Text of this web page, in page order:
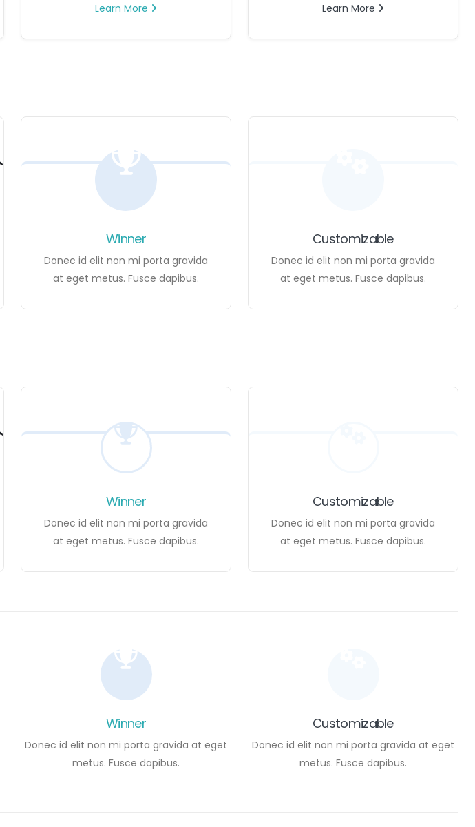
Learn More Learn More
Winner
Donec id elit non mi porta gravida
at eget metus. Fusce dapibus.
Customizable
Donec id elit non mi porta gravida
at eget metus. Fusce dapibus.
Winner
Donec id elit non mi porta gravida
at eget metus. Fusce dapibus.
Customizable
Donec id elit non mi porta gravida
at eget metus. Fusce dapibus.
Winner
Donec id elit non mi porta gravida at eget
metus. Fusce dapibus.
Customizable
Donec id elit non mi porta gravida at eget
metus. Fusce dapibus.